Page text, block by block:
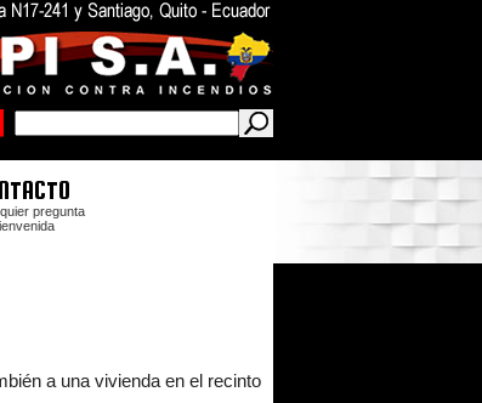
pregunta
a una vivienda en el recinto